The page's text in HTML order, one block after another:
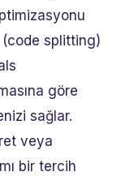
splitting)
göre
sağlar.
veya
bir tercih